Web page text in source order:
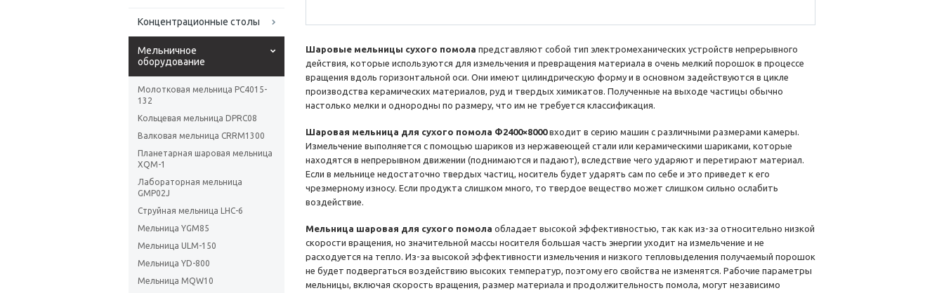
Концентрационные столы
Мельничное
оборудование
Молотковая мельница PC4015-
132
Кольцевая мельница DPRC08
Валковая мельница CRRM1300
Планетарная шаровая мельница
XQM-1
Лабораторная мельница
GMP02J
Струйная мельница LHC-6
Мельница YGM85
Мельница ULM-150
Мельница YD-800
Мельница MQW10
Шаровые мельницы сухого помола представляют собой тип электромеханических устройств непрерывного
действия, которые используются для измельчения и превращения материала в очень мелкий порошок в процессе
вращения вдоль горизонтальной оси. Они имеют цилиндрическую форму и в основном задействуются в цикле
производства керамических материалов, руд и твердых химикатов. Полученные на выходе частицы обычно
настолько мелки и однородны по размеру, что им не требуется классификация.
Шаровая мельница для сухого помола Φ2400×8000входит в серию машин с различными размерами камеры.
Измельчение выполняется с помощью шариков из нержавеющей стали или керамическими шариками, которые
находятся в непрерывном движении (поднимаются и падают), вследствие чего ударяют и перетирают материал.
Если в мельнице недостаточно твердых частиц, носитель будет ударять сам по себе и это приведет к его
чрезмерному износу. Если продукта слишком много, то твердое вещество может слишком сильно ослабить
воздействие.
Мельница шаровая для сухого помола обладает высокой эффективностью, так как из-за относительно низкой
скорости вращения, но значительной массы носителя большая часть энергии уходит на измельчение и не
расходуется на тепло. Из-за высокой эффективности измельчения и низкого тепловыделения получаемый порошок
не будет подвергаться воздействию высоких температур, поэтому его свойства не изменятся. Рабочие параметры
мельницы, включая скорость вращения, размер материала и продолжительность помола, могут независимо